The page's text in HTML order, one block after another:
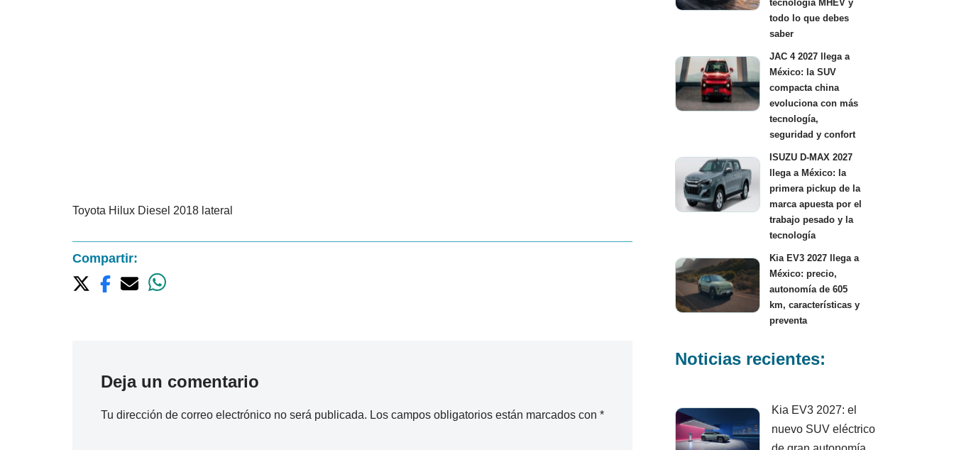
Toyota Hilux Diesel 2018 lateral
Compartir:
Deja un comentario
Tu dirección de correo electrónico no será publicada. Los campos obligatorios están marcados con *
tecnología MHEV y
todo lo que debes
saber
JAC 4 2027 llega a
México: la SUV
compacta china
evoluciona con más
tecnología,
seguridad y confort
ISUZU D-MAX 2027
llega a México: la
primera pickup de la
marca apuesta por el
trabajo pesado y la
tecnología
Kia EV3 2027 llega a
México: precio,
autonomía de 605
km, características y
preventa
Noticias recientes:
Kia EV3 2027: el
nuevo SUV eléctrico